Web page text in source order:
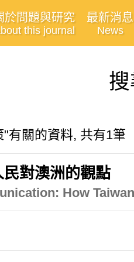
於問題與研究
this journal
最新消息
News
有關的資料, 共有1筆
對澳洲的觀點
How